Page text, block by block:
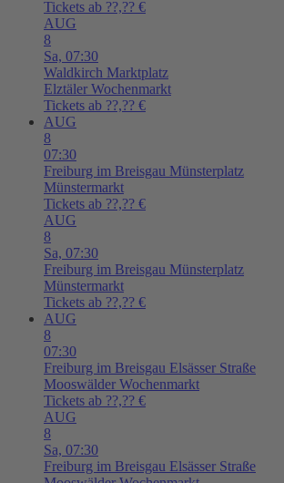
Tickets ab ??,?? €
AUG
8
Sa, 07:30
Waldkirch Marktplatz
Elztäler Wochenmarkt
Tickets ab ??,?? €
AUG
8
07:30
Freiburg im Breisgau Münsterplatz
Münstermarkt
Tickets ab ??,?? €
AUG
8
Sa, 07:30
Freiburg im Breisgau Münsterplatz
Münstermarkt
Tickets ab ??,?? €
AUG
8
07:30
Freiburg im Breisgau Elsässer Straße
Mooswälder Wochenmarkt
Tickets ab ??,?? €
AUG
8
Sa, 07:30
Freiburg im Breisgau Elsässer Straße